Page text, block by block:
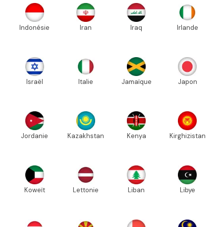
Indonésie Iran Iraq Irlande
Israël Italie Jamaïque Japon
Jordanie Kazakhstan Kenya Kirghizistan
Koweït Lettonie Liban Libye